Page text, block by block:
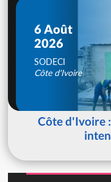
6 Août
2026
SODECI
Côte d'Ivoire
Côte d'Ivoire